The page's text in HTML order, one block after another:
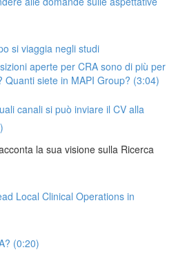
si viaggia negli studi
aperte per CRA sono di più per
Quanti siete in MAPI Group? (3:04)
canali si può inviare il CV alla
la sua visione sulla Ricerca
Local Clinical Operations in
(0:20)